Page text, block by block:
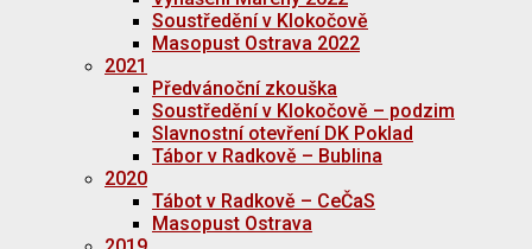
Soustředění v Klokočově
Masopust Ostrava 2022
2021
Předvánoční zkouška
Soustředění v Klokočově – podzim
Slavnostní otevření DK Poklad
Tábor v Radkově – Bublina
2020
Tábot v Radkově – CeČaS
Masopust Ostrava